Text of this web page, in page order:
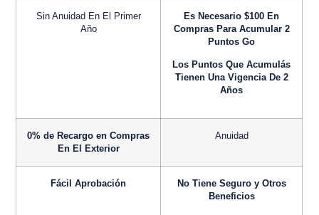
Sin Anuidad En El Primer
Año
Es Necesario $100 En
Compras Para Acumular 2
Puntos Go
Los Puntos Que Acumulás
Tienen Una Vigencia De 2
Años
0% de Recargo en Compras
En El Exterior
Anuidad
Fácil Aprobación
No Tiene Seguro y Otros
Beneficios